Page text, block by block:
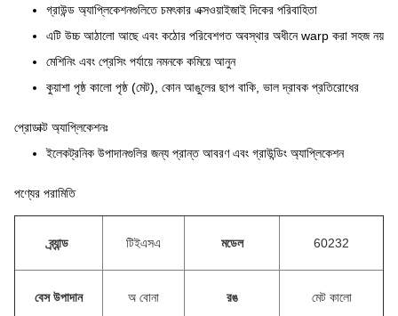
গ্রাউন্ড অ্যাপ্লিকেশনগুলিতে চমৎকার এক্সওয়াইজাই দিকের পরিবাহিতা
এটি উচ্চ আঠালো আছে এবং কঠোর পরিবেশগত অবস্থার অধীনে warp করা সহজ নয়
মেশিনিং এবং প্রেসিং পর্যায়ে নমনকে কমিয়ে আনুন
কুয়াশা পৃষ্ঠ কালো পৃষ্ঠ (মেট), কোন আঙুলের ছাপ বাকি, ভাল দ্রাবক প্রতিরোধের
প্রোডাক্ট অ্যাপ্লিকেশনঃ
ইলেকট্রনিক উপাদানগুলির জন্য প্রান্ত আবরণ এবং গ্রাউন্ডিং অ্যাপ্লিকেশন
পণ্যের পরামিতি
ব্র্যান্ড টিইএসএ মডেল 60232
বেস উপাদান অ বোনা রঙ মেট কালো